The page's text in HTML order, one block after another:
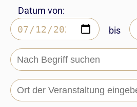
Datum von:
bis